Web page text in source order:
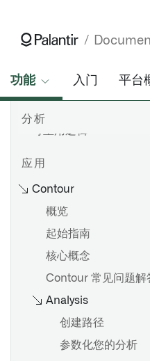
功能 入门 平台
分析
报告
数据集和对象集
应用
Contour
概览
起始指南
核心概念
Contour 常见问题解
Analysis
创建路径
参数化您的分析